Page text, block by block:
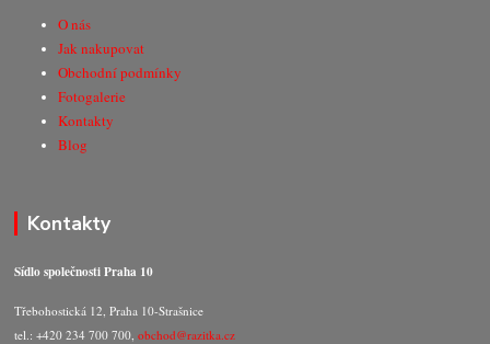
O nás
Jak nakupovat
Obchodní podmínky
Fotogalerie
Kontakty
Blog
Kontakty
Sídlo společnosti Praha 10
Třebohostická 12, Praha 10-Strašnice
tel.: +420 234 700 700,obchod@razitka.cz